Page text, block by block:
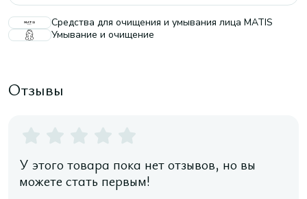
Средства для очищения и умывания лица MATIS
Умывание и очищение
Отзывы
У этого товара пока нет отзывов, но вы
можете стать первым!